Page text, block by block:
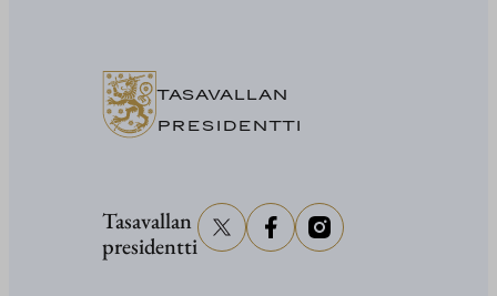
TASAVALLAN
PRESIDENTTI
Tasavallan
presidentti